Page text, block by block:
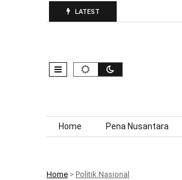
LATEST
Skip to content
Home Pena Nusantara
Home > Politik Nasional